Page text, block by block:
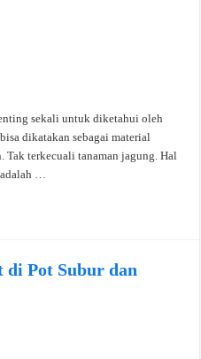
sekali untuk diketahui oleh
dikatakan sebagai material
Tak terkecuali tanaman jagung. Hal
…
Pot Subur dan